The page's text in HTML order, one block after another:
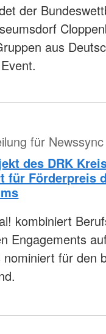
der
aus
für Newssync
des DRK
für Förderpreis
kombiniert
Engagements
für den